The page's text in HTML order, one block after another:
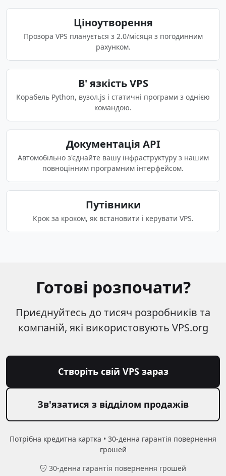
Ціноутворення
Прозора VPS планується з 2.0/місяця з погодинним
рахунком.
В' язкість VPS
Корабель Python, вузол.js і статичні програми з однією
командою.
Документація API
Автомобільно з'єднайте вашу інфраструктуру з нашим
повноцінним програмним інтерфейсом.
Путівники
Крок за кроком, як встановити і керувати VPS.
Готові розпочати?
Приєднуйтесь до тисяч розробників та
компаній, які використовують VPS.org
Створіть свій VPS зараз
Зв'язатися з відділом продажів
Потрібна кредитна картка • 30-денна гарантія повернення
грошей
30-денна гарантія повернення грошей